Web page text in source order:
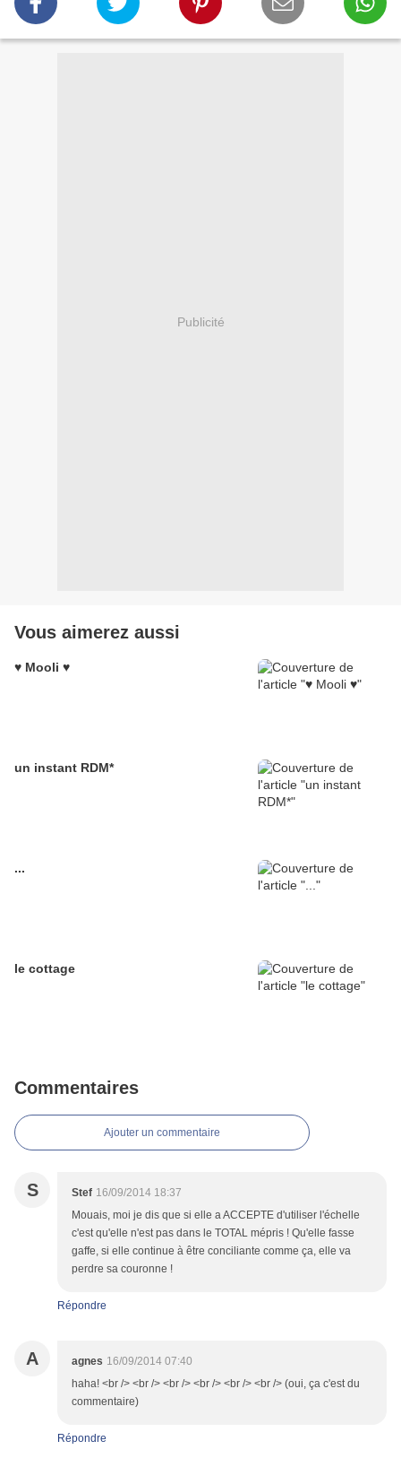
Publicité
Vous aimerez aussi
♥ Mooli ♥
un instant RDM*
...
le cottage
Commentaires
Ajouter un commentaire
S Stef 16/09/2014 18:37
Mouais, moi je dis que si elle a ACCEPTE d'utiliser l'échelle
c'est qu'elle n'est pas dans le TOTAL mépris ! Qu'elle fasse
gaffe, si elle continue à être conciliante comme ça, elle va
perdre sa couronne !
Répondre
A agnes 16/09/2014 07:40
haha! <br /> <br /> <br /> <br /> <br /> <br /> (oui, ça c'est du
commentaire)
Répondre